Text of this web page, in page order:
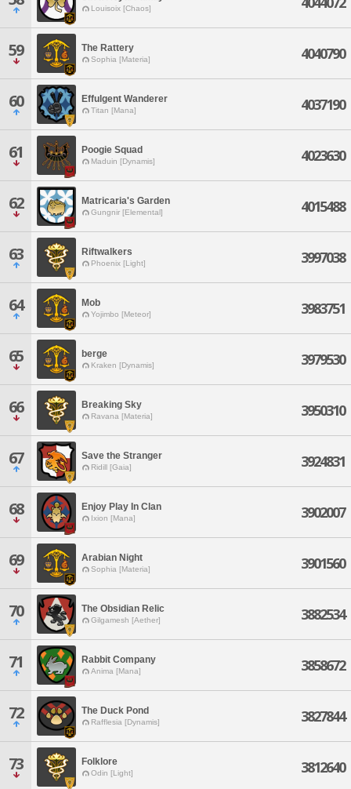
Louisoix [Chaos]
59 The Rattery
Sophia [Materia] 4040790
60 Effulgent Wanderer
Titan [Mana] 4037190
61 Poogie Squad
Maduin [Dynamis] 4023630
62 Matricaria's Garden
Gungnir [Elemental] 4015488
63 Riftwalkers
Phoenix [Light] 3997038
64 Mob
Yojimbo [Meteor] 3983751
65 berge
Kraken [Dynamis] 3979530
66 Breaking Sky
Ravana [Materia] 3950310
67 Save the Stranger
Ridill [Gaia] 3924831
68 Enjoy Play In Clan
Ixion [Mana] 3902007
69 Arabian Night
Sophia [Materia] 3901560
70 The Obsidian Relic
Gilgamesh [Aether] 3882534
71 Rabbit Company
Anima [Mana] 3858672
72 The Duck Pond
Rafflesia [Dynamis] 3827844
73 Folklore
Odin [Light] 3812640